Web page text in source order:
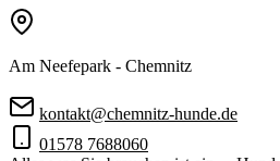
Am Neefepark - Chemnitz
kontakt@chemnitz-hunde.de
01578 7688060